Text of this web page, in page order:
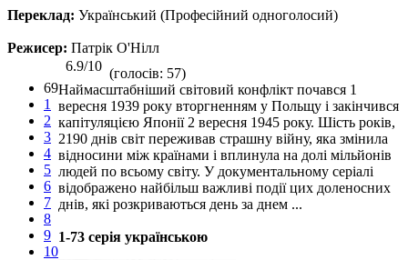
Переклад: Український (Професійний одноголосий)
Режисер: Патрік О'Нілл
69
1
2
3
4
5
6
7
8
9
10
6.9/10 (голосів: 57)
Наймасштабніший світовий конфлікт почався 1
вересня 1939 року вторгненням у Польщу і закінчився
капітуляцією Японії 2 вересня 1945 року. Шість років,
2190 днів світ переживав страшну війну, яка змінила
відносини між країнами і вплинула на долі мільйонів
людей по всьому світу. У документальному серіалі
відображено найбільш важливі події цих доленосних
днів, які розкриваються день за днем ...
1-73 серія українською